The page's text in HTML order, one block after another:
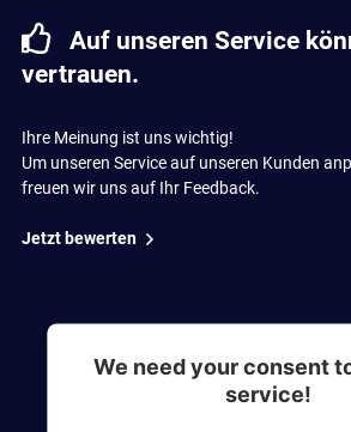
Auf unseren Service
vertrauen.
Ihre Meinung ist uns wichtig!
Um unseren Service auf unseren Kunden
freuen wir uns auf Ihr Feedback.
Jetzt bewerten
We need your consent
service!